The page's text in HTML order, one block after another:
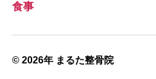
食事
© 2026年 まるた整骨院